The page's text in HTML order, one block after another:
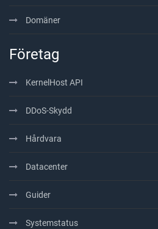
Domäner
Företag
KernelHost API
DDoS-Skydd
Hårdvara
Datacenter
Guider
Systemstatus